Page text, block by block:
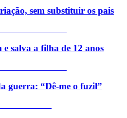
sem substituir os pais
salva a filha de 12 anos
guerra: “Dê-me o fuzil”